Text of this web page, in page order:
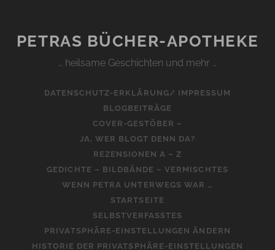
PETRAS BÜCHER-APOTHEKE
… heilsame Geschichten und mehr …
DATENSCHUTZ-ERKLÄRUNG/ IMPRESSUM
BLOGBEITRÄGE
COVER-GESTÖBER –
JA, WER BLOGT DENN DA?
REZENSIONEN A – Z
GEDICHTE – BILDBÄNDE – VERMISCHTES
WENN PETRA UNTERWEGS WAR …
STARTSEITE
SELBSTVERFASSTES
PRIVATSPHÄRE-EINSTELLUNGEN ÄNDERN
HISTORIE DER PRIVATSPHÄRE-EINSTELLUNGEN